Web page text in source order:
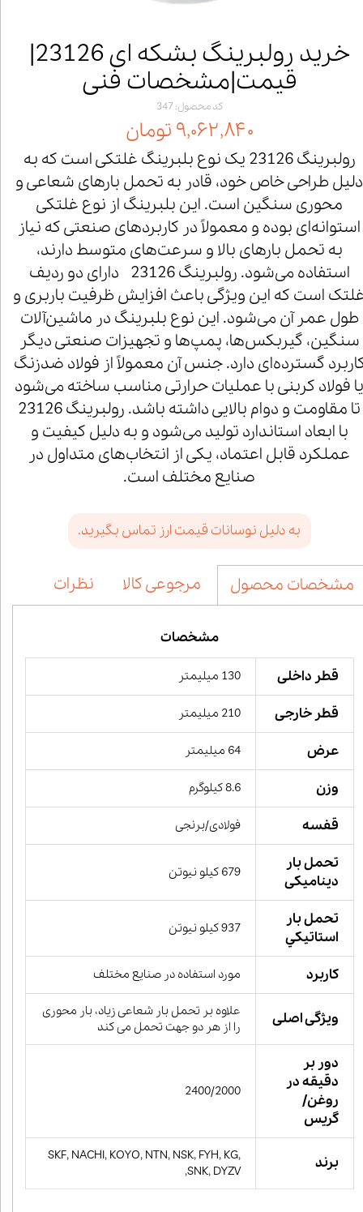
خرید رولبرینگ بشکه ای 23126|
قیمت|مشخصات فنی
کد محصول: 347
۹,۰۶۲,۸۴۰ تومان
رولبرینگ 23126 یک نوع بلبرینگ غلتکی است که به
دلیل طراحی خاص خود، قادر به تحمل بارهای شعاعی و
محوری سنگین است. این بلبرینگ از نوع غلتکی
استوانه‌ای بوده و معمولاً در کاربردهای صنعتی که نیاز
به تحمل بارهای بالا و سرعت‌های متوسط دارند،
استفاده می‌شود. رولبرینگ 23126 دارای دو ردیف
است که این ویژگی باعث افزایش ظرفیت باربری و
طول عمر آن می‌شود. این نوع بلبرینگ در ماشین‌آلات
سنگین، گیربکس‌ها، پمپ‌ها و تجهیزات صنعتی دیگر
گسترده‌ای دارد. جنس آن معمولاً از فولاد ضدزنگ
فولاد کربنی با عملیات حرارتی مناسب ساخته می‌شود
تا مقاومت و دوام بالایی داشته باشد. رولبرینگ 23126
با ابعاد استاندارد تولید می‌شود و به دلیل کیفیت و
عملکرد قابل اعتماد، یکی از انتخاب‌های متداول در
صنایع مختلف است.
به دلیل نوسانات قیمت ارز تماس بگیرید.
مشخصات محصول مرجوعی کالا نظرات
مشخصات
قطر داخلی 130 میلیمتر
قطر خارجی 210 میلیمتر
عرض 64 میلیمتر
وزن 8.6 کیلوگرم
قفسه فولادی/برنجی
تحمل بار
دینامیکی
679 کیلو نیوتن
تحمل بار
استاتيكي
937 کیلو نیوتن
کاربرد مورد استفاده در صنایع مختلف
ویژگی اصلی
علاوه بر تحمل بار شعاعی زیاد، بار محوری
را از هر دو جهت تحمل می کند
دور بر
دقیقه در
روغن/
گریس
2400/2000
برند
SKF, NACHI, KOYO, NTN, NSK, FYH, KG,
SNK, DYZV,